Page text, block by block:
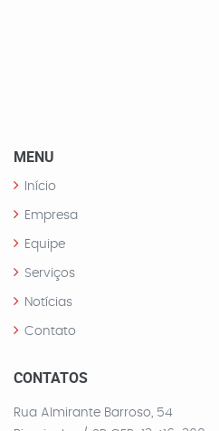
MENU
Início
Empresa
Equipe
Serviços
Notícias
Contato
CONTATOS
Rua Almirante Barroso, 54